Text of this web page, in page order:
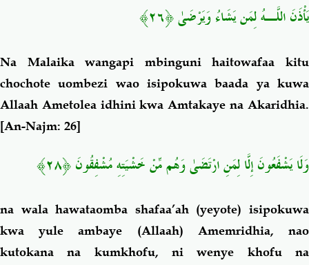
يَأْذَنَ اللَّـهُ لِمَن يَشَاءُ وَيَرْضَىٰ ﴿٢٦﴾
Na Malaika wangapi mbinguni haitowafaa kitu
chochote uombezi wao isipokuwa baada ya kuwa
Allaah Ametolea idhini kwa Amtakaye na Akaridhia.
[An-Najm: 26]
وَلَا يَشْفَعُونَ إِلَّا لِمَنِ ارْتَضَىٰ وَهُم مِّنْ خَشْيَتِهِ مُشْفِقُونَ ﴿٢٨﴾
na wala hawataomba shafaa’ah (yeyote) isipokuwa
kwa yule ambaye (Allaah) Amemridhia, nao
kutokana na kumkhofu, ni wenye khofu na